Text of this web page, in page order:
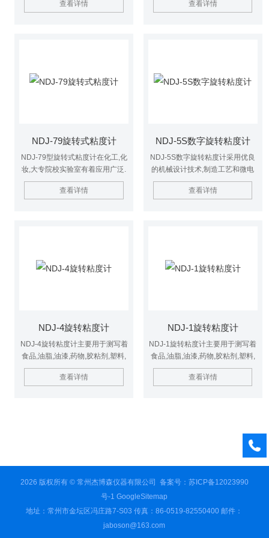
能直接从显示屏上读得被测试样的
查看详情
确.显示器选用蓝色背光,高亮度的
查看详情
NDJ-79旋转式粘度计
NDJ-79型旋转式粘度计在化工,化
妆,大专院校实验室有着应用广泛.
主要用于测写着食品,油脂,油漆,药
物,胶粘剂,塑料,化妆品等各种流体
查看详情
NDJ-5S数字旋转粘度计
NDJ-5S数字旋转粘度计采用优良
的机械设计技术,制造工艺和微电
脑控制技术,数据采集正确.显示器
选用蓝色背光,高亮度的LCD显示
查看详情
NDJ-4旋转粘度计
NDJ-4旋转粘度计主要用于测写着
食品,油脂,油漆,药物,胶粘剂,塑料,
化妆品等各种流体的粘性阻力与液
体的粘度.在化工,化妆,大专院校实
查看详情
NDJ-1旋转粘度计
NDJ-1旋转粘度计主要用于测写着
食品,油脂,油漆,药物,胶粘剂,塑料,
化妆品等各种流体的粘性阻力与液
体的粘度.在化工,化妆,大专院校实
查看详情
2026 版权所有 © 常州杰博森仪器有限公司 备案号：苏ICP备12023990
号-1 GoogleSitemap
地址：常州市金坛区冯庄路7-S03 传真：86-0519-82550400 邮件：
jaboson@163.com